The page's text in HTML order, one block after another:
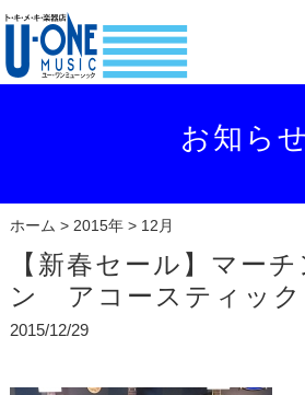
お知らせ
ホーム > 2015年> 12月
【新春セール】マー
ン アコースティック
2015/12/29